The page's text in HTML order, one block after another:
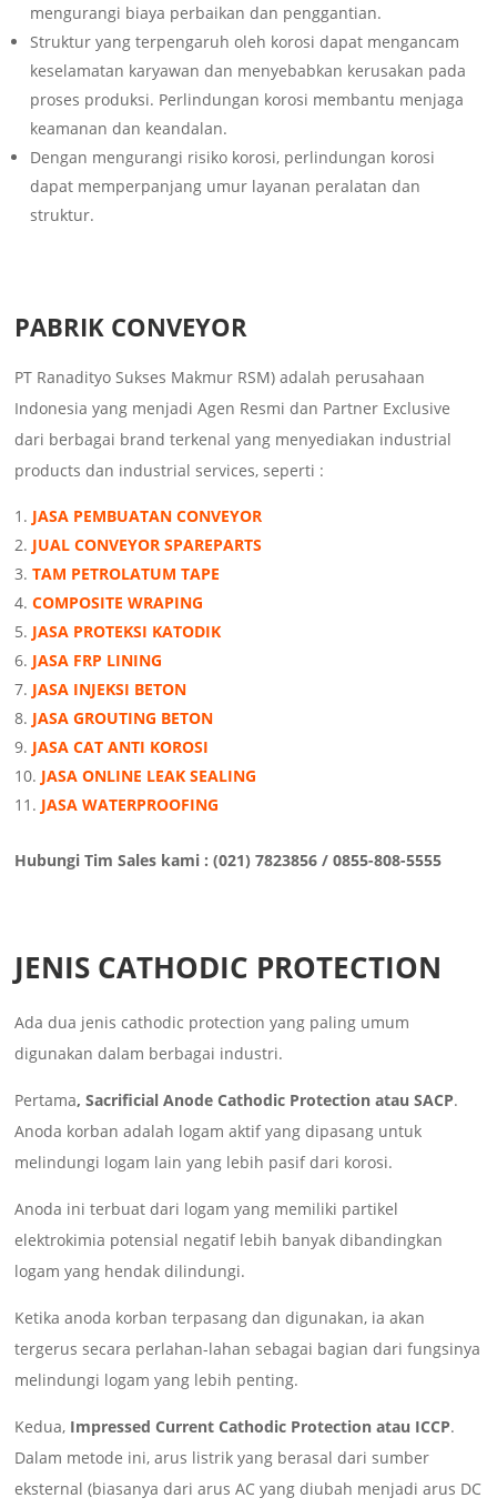
mengurangi biaya perbaikan dan penggantian.
Struktur yang terpengaruh oleh korosi dapat mengancam
keselamatan karyawan dan menyebabkan kerusakan pada
proses produksi. Perlindungan korosi membantu menjaga
keamanan dan keandalan.
Dengan mengurangi risiko korosi, perlindungan korosi
dapat memperpanjang umur layanan peralatan dan
struktur.
PABRIK CONVEYOR
PT Ranadityo Sukses Makmur RSM) adalah perusahaan
Indonesia yang menjadi Agen Resmi dan Partner Exclusive
dari berbagai brand terkenal yang menyediakan industrial
products dan industrial services, seperti :
JASA PEMBUATAN CONVEYOR
JUAL CONVEYOR SPAREPARTS
TAM PETROLATUM TAPE
COMPOSITE WRAPING
JASA PROTEKSI KATODIK
JASA FRP LINING
JASA INJEKSI BETON
JASA GROUTING BETON
JASA CAT ANTI KOROSI
JASA ONLINE LEAK SEALING
JASA WATERPROOFING
Hubungi Tim Sales kami : (021) 7823856 / 0855-808-5555
JENIS CATHODIC PROTECTION
Ada dua jenis cathodic protection yang paling umum
digunakan dalam berbagai industri.
Pertama, Sacrificial Anode Cathodic Protection atau SACP.
Anoda korban adalah logam aktif yang dipasang untuk
melindungi logam lain yang lebih pasif dari korosi.
Anoda ini terbuat dari logam yang memiliki partikel
elektrokimia potensial negatif lebih banyak dibandingkan
logam yang hendak dilindungi.
Ketika anoda korban terpasang dan digunakan, ia akan
tergerus secara perlahan-lahan sebagai bagian dari fungsinya
melindungi logam yang lebih penting.
Kedua, Impressed Current Cathodic Protection atau ICCP.
Dalam metode ini, arus listrik yang berasal dari sumber
eksternal (biasanya dari arus AC yang diubah menjadi arus DC